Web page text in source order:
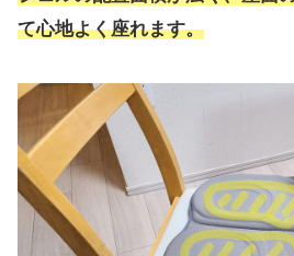
て心地よく座れます。